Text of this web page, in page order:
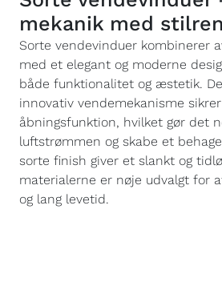
mekanik med
Sorte vendevinduer kombinerer
med et elegant og moderne
både funktionalitet og æstetik.
innovativ vendemekanisme
åbningsfunktion, hvilket gør det
luftstrømmen og skabe et
sorte finish giver et slankt og
materialerne er nøje udvalgt for
og lang levetid.